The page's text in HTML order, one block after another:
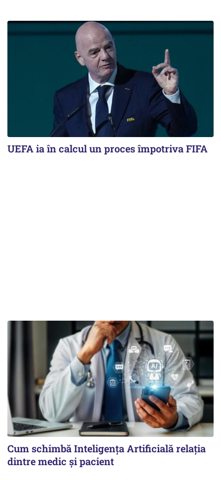
UEFA ia în calcul un proces împotriva FIFA
Cum schimbă Inteligența Artificială relația
dintre medic și pacient